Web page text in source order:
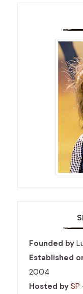
Founded by
Established
2004
Hosted by SP